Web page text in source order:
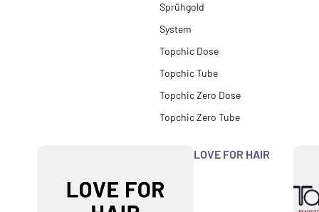
Sprühgold
System
Topchic Dose
Topchic Tube
Topchic Zero Dose
Topchic Zero Tube
LOVE FOR HAIR